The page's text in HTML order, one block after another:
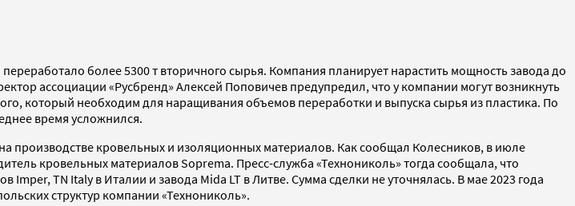
более 5300 т вторичного сырья. Компания планирует нарастить мощность завода до
ассоциации «Русбренд» Алексей Поповичев предупредил, что у компании могут возникнуть
который необходим для наращивания объемов переработки и выпуска сырья из пластика. По
время усложнился.
производстве кровельных и изоляционных материалов. Как сообщал Колесников, в июле
кровельных материалов Soprema. Пресс-служба «Технониколь» тогда сообщала, что
TN Italy в Италии и завода Mida LT в Литве. Сумма сделки не уточнялась. В мае 2023 года
структур компании «Технониколь».